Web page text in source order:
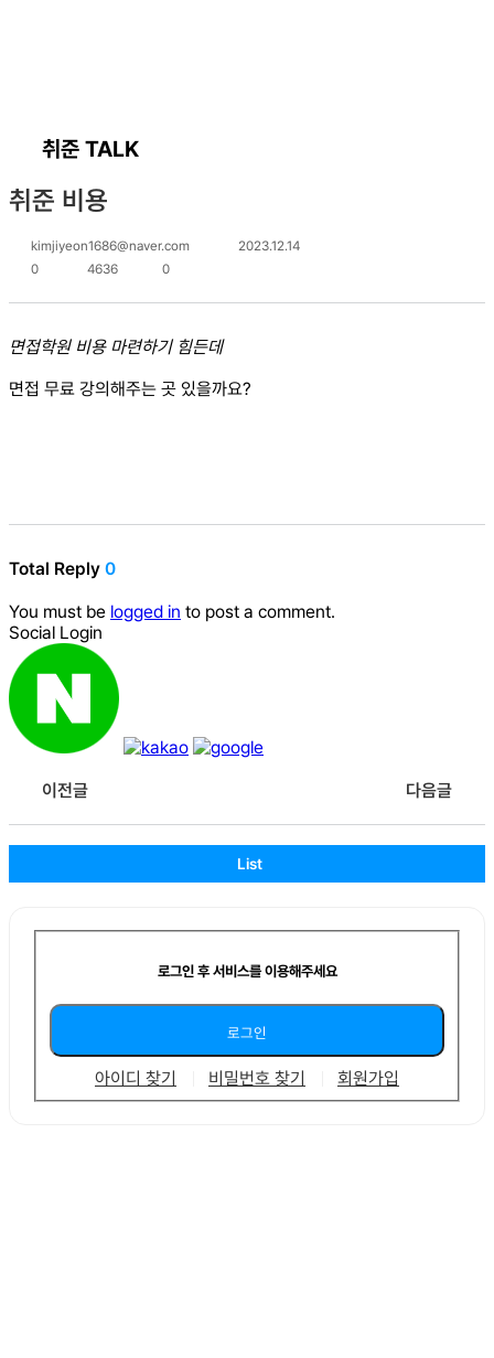
취준 TALK
취준 비용
kimjiyeon1686@naver.com
2023.12.14
0
4636 0
면접학원 비용 마련하기 힘든데
면접 무료 강의해주는 곳 있을까요?
Total Reply 0
You must be logged in to post a comment.
Social Login
이전글 다음글
List
로그인 후 서비스를 이용해주세요
아이디 찾기 비밀번호 찾기 회원가입